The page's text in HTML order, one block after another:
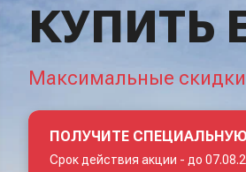
КУПИТЬ
Максимальные скидки
ПОЛУЧИТЕ
Срок действия акции - до